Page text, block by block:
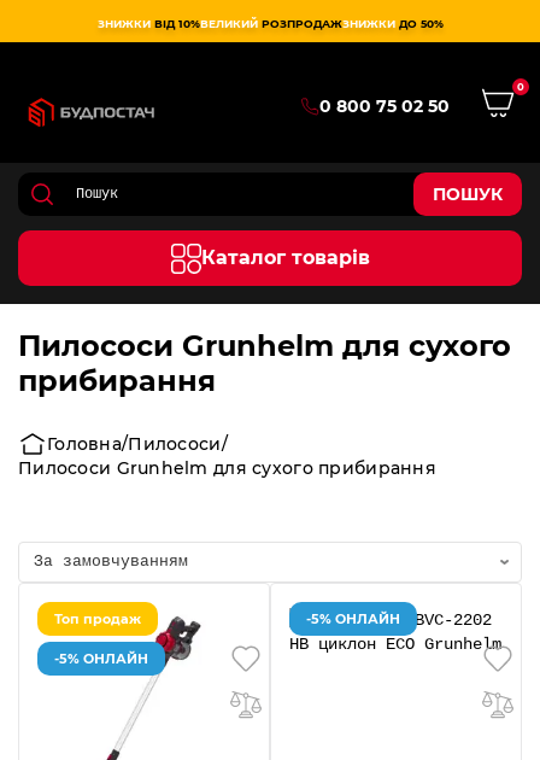
ЗНИЖКИ ВІД 10%ВЕЛИКИЙ РОЗПРОДАЖЗНИЖКИ ДО 50%
0 800 75 02 50
0
ПОШУК
Каталог товарів
Пилососи Grunhelm для сухого
прибирання
Головна Пилососи
Пилососи Grunhelm для сухого прибирання
Топ продаж
-5% ОНЛАЙН
-5% ОНЛАЙН